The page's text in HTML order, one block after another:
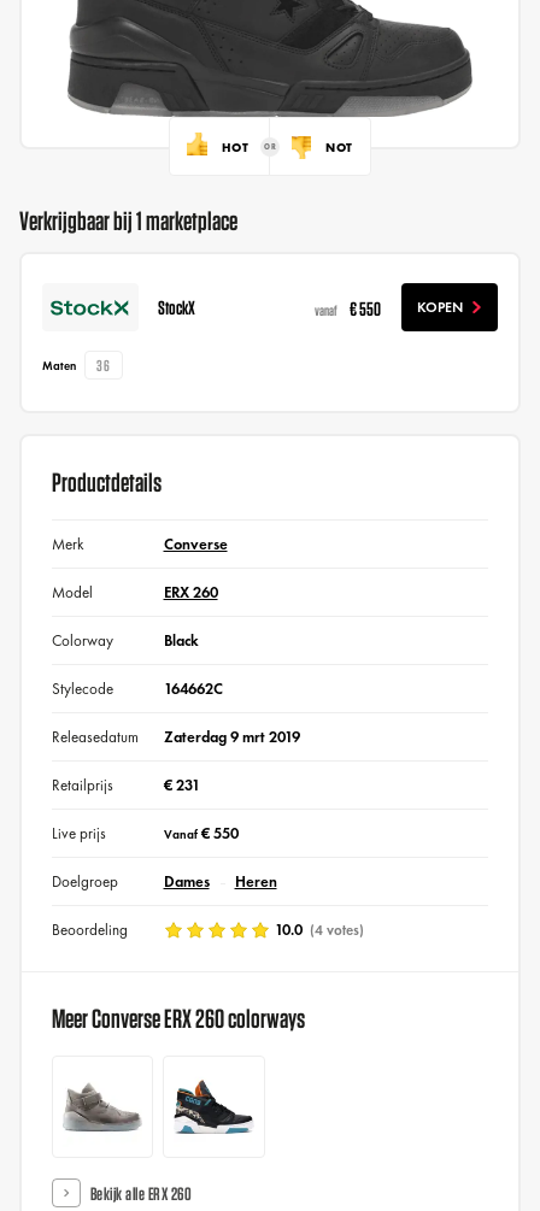
HOT NOT
Verkrijgbaar bij 1 marketplace
StockX vanaf € 550 KOPEN
Maten 36
Productdetails
Merk Converse
Model ERX 260
Colorway Black
Stylecode 164662C
Releasedatum Zaterdag 9 mrt 2019
Retailprijs € 231
Live prijs Vanaf€ 550
Doelgroep Dames Heren
Beoordeling 10.0 (4 votes)
Meer Converse ERX 260 colorways
Bekijk alle ERX 260